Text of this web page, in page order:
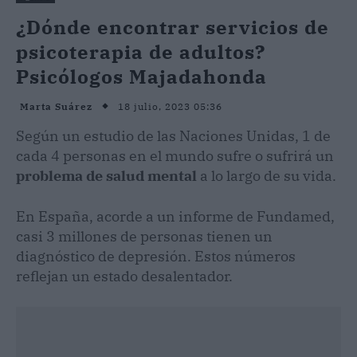
¿Dónde encontrar servicios de
psicoterapia de adultos?
Psicólogos Majadahonda
Marta Suárez 18 julio, 2023 05:36
Según un estudio de las Naciones Unidas, 1 de
cada 4 personas en el mundo sufre o sufrirá un
problema de salud mental a lo largo de su vida.
En España, acorde a un informe de Fundamed,
casi 3 millones de personas tienen un
diagnóstico de depresión. Estos números
reflejan un estado desalentador.